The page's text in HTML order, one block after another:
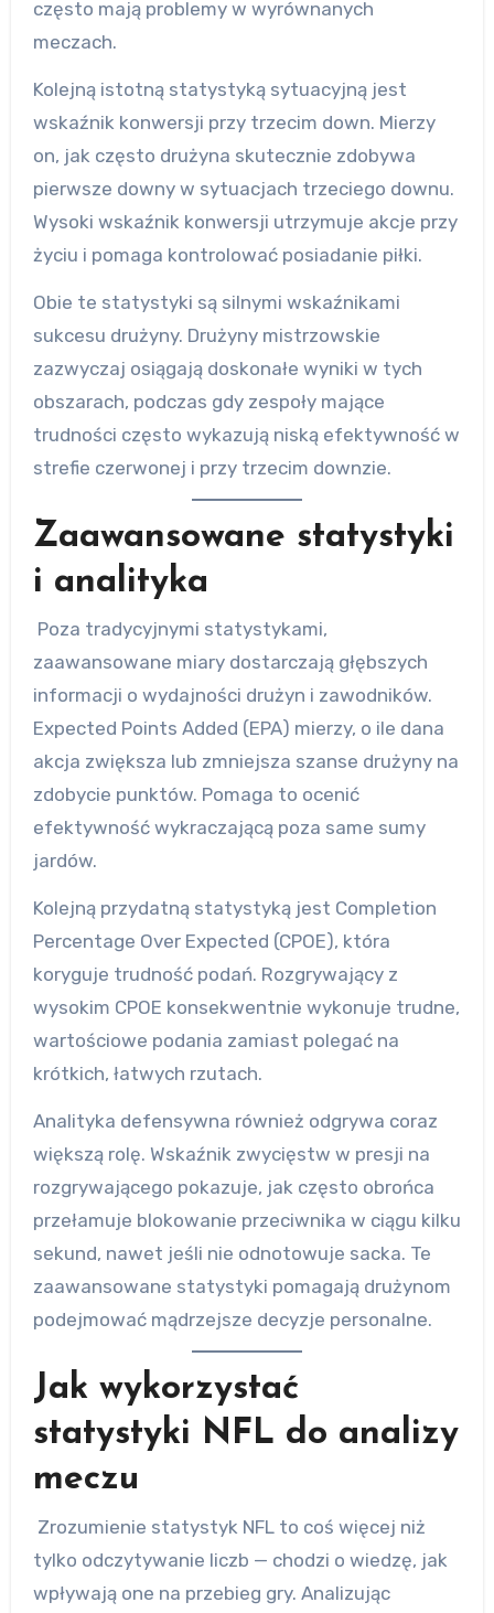
często mają problemy w wyrównanych
meczach.
Kolejną istotną statystyką sytuacyjną jest
wskaźnik konwersji przy trzecim down. Mierzy
on, jak często drużyna skutecznie zdobywa
pierwsze downy w sytuacjach trzeciego downu.
Wysoki wskaźnik konwersji utrzymuje akcje przy
życiu i pomaga kontrolować posiadanie piłki.
Obie te statystyki są silnymi wskaźnikami
sukcesu drużyny. Drużyny mistrzowskie
zazwyczaj osiągają doskonałe wyniki w tych
obszarach, podczas gdy zespoły mające
trudności często wykazują niską efektywność w
strefie czerwonej i przy trzecim downzie.
Zaawansowane statystyki
i analityka
Poza tradycyjnymi statystykami,
zaawansowane miary dostarczają głębszych
informacji o wydajności drużyn i zawodników.
Expected Points Added (EPA) mierzy, o ile dana
akcja zwiększa lub zmniejsza szanse drużyny na
zdobycie punktów. Pomaga to ocenić
efektywność wykraczającą poza same sumy
jardów.
Kolejną przydatną statystyką jest Completion
Percentage Over Expected (CPOE), która
koryguje trudność podań. Rozgrywający z
wysokim CPOE konsekwentnie wykonuje trudne,
wartościowe podania zamiast polegać na
krótkich, łatwych rzutach.
Analityka defensywna również odgrywa coraz
większą rolę. Wskaźnik zwycięstw w presji na
rozgrywającego pokazuje, jak często obrońca
przełamuje blokowanie przeciwnika w ciągu kilku
sekund, nawet jeśli nie odnotowuje sacka. Te
zaawansowane statystyki pomagają drużynom
podejmować mądrzejsze decyzje personalne.
Jak wykorzystać
statystyki NFL do analizy
meczu
Zrozumienie statystyk NFL to coś więcej niż
tylko odczytywanie liczb — chodzi o wiedzę, jak
wpływają one na przebieg gry. Analizując